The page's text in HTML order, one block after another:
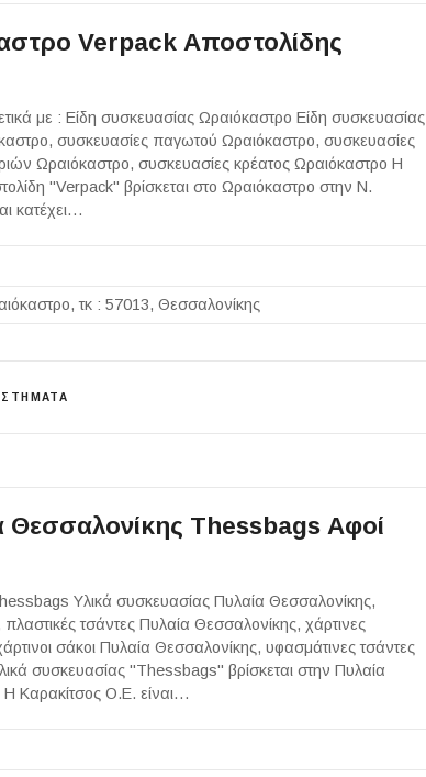
Verpack Αποστολίδης
με : Είδη συσκευασίας Ωραιόκαστρο Είδη συσκευασίας
συσκευασίες παγωτού Ωραιόκαστρο, συσκευασίες
Ωραιόκαστρο, συσκευασίες κρέατος Ωραιόκαστρο Η
"Verpack" βρίσκεται στο Ωραιόκαστρο στην Ν.
κατέχει…
τκ : 57013, Θεσσαλονίκης
Θεσσαλονίκης Thessbags Αφοί
Υλικά συσκευασίας Πυλαία Θεσσαλονίκης,
τσάντες Πυλαία Θεσσαλονίκης, χάρτινες
σάκοι Πυλαία Θεσσαλονίκης, υφασμάτινες τσάντες
συσκευασίας "Thessbags" βρίσκεται στην Πυλαία
Καρακίτσος Ο.Ε. είναι…